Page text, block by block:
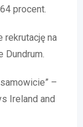
procent.
rekrutację na
–
Ireland and